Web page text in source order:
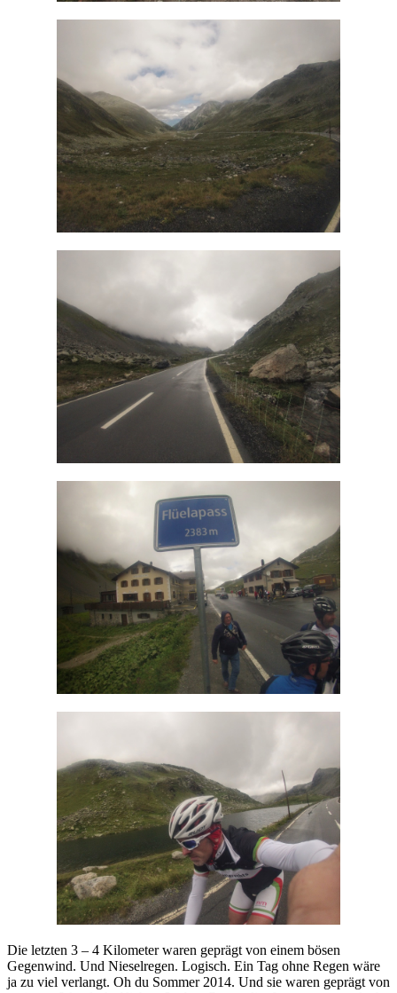
Die letzten 3 – 4 Kilometer waren geprägt von einem bösen
Gegenwind. Und Nieselregen. Logisch. Ein Tag ohne Regen wäre
ja zu viel verlangt. Oh du Sommer 2014. Und sie waren geprägt von